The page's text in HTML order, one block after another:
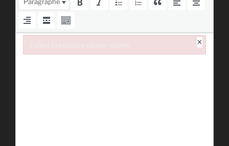
×
Failed to initialize plugin: wplink